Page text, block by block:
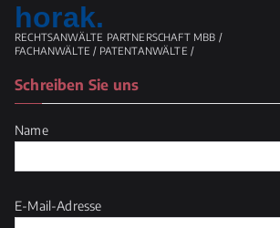
horak.
RECHTSANWÄLTE PARTNERSCHAFT MBB /
FACHANWÄLTE / PATENTANWÄLTE /
Schreiben Sie uns
Name
E-Mail-Adresse